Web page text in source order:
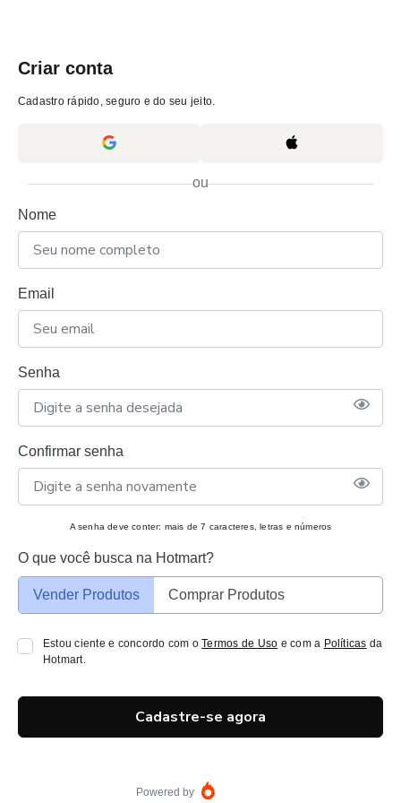
Criar conta
Cadastro rápido, seguro e do seu jeito.
ou
Nome
Email
Senha
Confirmar senha
A senha deve conter: mais de 7 caracteres, letras e números
O que você busca na Hotmart?
Vender Produtos Comprar Produtos
Estou ciente e concordo com oTermos de Uso e com a Políticas da
Hotmart.
Cadastre-se agora
Powered by